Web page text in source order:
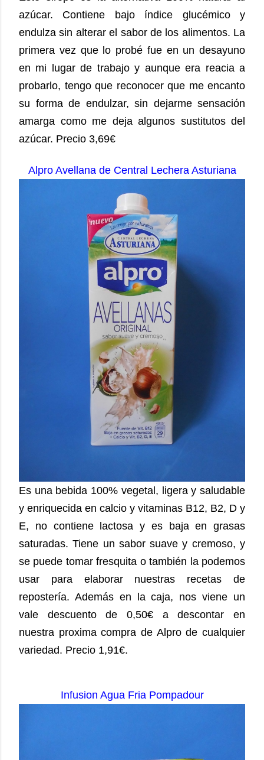
azúcar. Contiene bajo índice glucémico y
endulza sin alterar el sabor de los alimentos. La
primera vez que lo probé fue en un desayuno
en mi lugar de trabajo y aunque era reacia a
probarlo, tengo que reconocer que me encanto
su forma de endulzar, sin dejarme sensación
amarga como me deja algunos sustitutos del
azúcar. Precio 3,69€
Alpro Avellana de Central Lechera Asturiana
Es una bebida 100% vegetal, ligera y saludable
y enriquecida en calcio y vitaminas B12, B2, D y
E, no contiene lactosa y es baja en grasas
saturadas. Tiene un sabor suave y cremoso, y
se puede tomar fresquita o también la podemos
usar para elaborar nuestras recetas de
repostería. Además en la caja, nos viene un
vale descuento de 0,50€ a descontar en
nuestra proxima compra de Alpro de cualquier
variedad. Precio 1,91€.
Infusion Agua Fria Pompadour